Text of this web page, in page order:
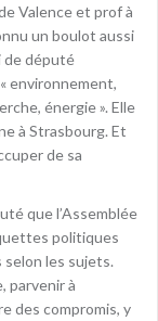
Valence et prof à
un boulot aussi
de député
environnement,
énergie ». Elle
à Strasbourg. Et
de sa
que l’Assemblée
politiques
les sujets.
parvenir à
des compromis, y